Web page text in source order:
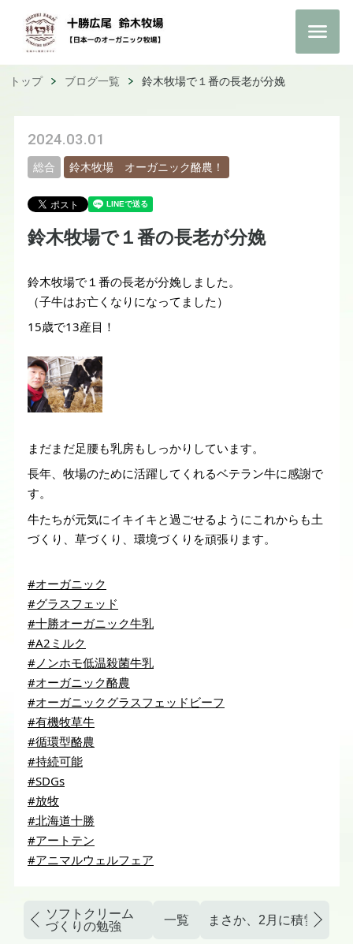
トップ ブログ一覧 鈴木牧場で１番の長老が分娩
2024.03.01
総合 鈴木牧場 オーガニック酪農！
鈴木牧場で１番の長老が分娩
鈴木牧場で１番の長老が分娩しました。
（子牛はお亡くなりになってました）
15歳で13産目！
まだまだ足腰も乳房もしっかりしています。
長年、牧場のために活躍してくれるベテラン牛に感謝で
す。
牛たちが元気にイキイキと過ごせるようにこれからも土
づくり、草づくり、環境づくりを頑張ります。
#オーガニック
#グラスフェッド
#十勝オーガニック牛乳
#A2ミルク
#ノンホモ低温殺菌牛乳
#オーガニック酪農
#オーガニックグラスフェッドビーフ
#有機牧草牛
#循環型酪農
#持続可能
#SDGs
#放牧
#北海道十勝
#アートテン
#アニマルウェルフェア
ソフトクリーム
づくりの勉強
一覧 まさか、2月に積雪がゼ